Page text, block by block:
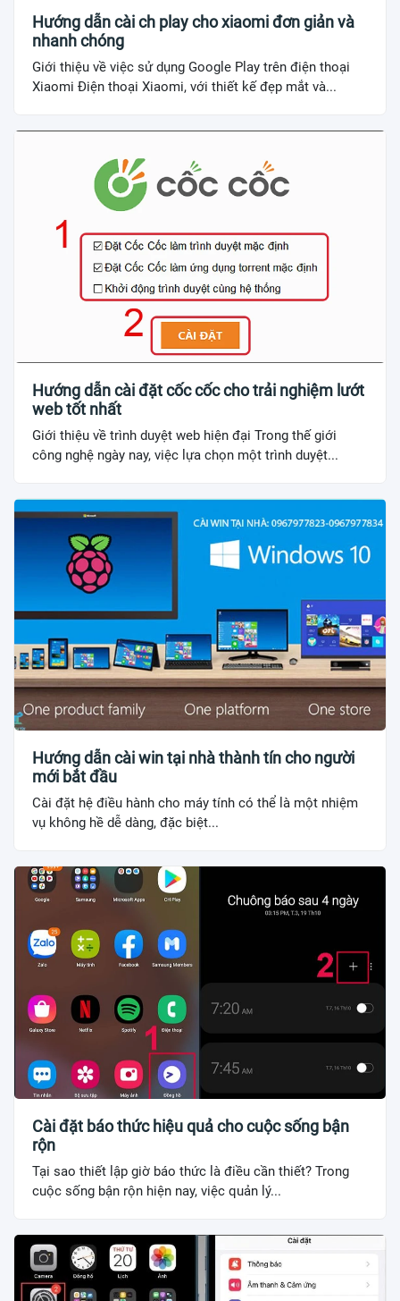
Hướng dẫn cài ch play cho xiaomi đơn giản và
nhanh chóng
Giới thiệu về việc sử dụng Google Play trên điện thoại
Xiaomi Điện thoại Xiaomi, với thiết kế đẹp mắt và...
Hướng dẫn cài đặt cốc cốc cho trải nghiệm lướt
web tốt nhất
Giới thiệu về trình duyệt web hiện đại Trong thế giới
công nghệ ngày nay, việc lựa chọn một trình duyệt...
Hướng dẫn cài win tại nhà thành tín cho người
mới bắt đầu
Cài đặt hệ điều hành cho máy tính có thể là một nhiệm
vụ không hề dễ dàng, đặc biệt...
Cài đặt báo thức hiệu quả cho cuộc sống bận
rộn
Tại sao thiết lập giờ báo thức là điều cần thiết? Trong
cuộc sống bận rộn hiện nay, việc quản lý...